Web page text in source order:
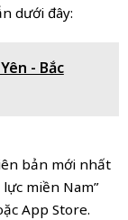
dưới đây:
- Bắc
bản mới nhất
lực miền Nam”
App Store.